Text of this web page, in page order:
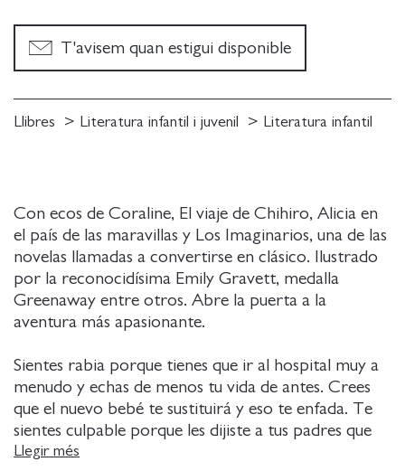
Con ecos de Coraline, El viaje de Chihiro, Alicia en
el país de las maravillas y Los Imaginarios, una de las
novelas llamadas a convertirse en clásico. Ilustrado
por la reconocidísima Emily Gravett, medalla
Greenaway entre otros. Abre la puerta a la
aventura más apasionante.
Sientes rabia porque tienes que ir al hospital muy a
menudo y echas de menos tu vida de antes. Crees
que el nuevo bebé te sustituirá y eso te enfada. Te
sientes culpable porque les dijiste a tus padres que
no los querías ver nunca más. Ahora unas oscuras
Llegir més
T'avisem quan estigui disponible
Llibres Literatura infantil i juvenil Literatura infantil